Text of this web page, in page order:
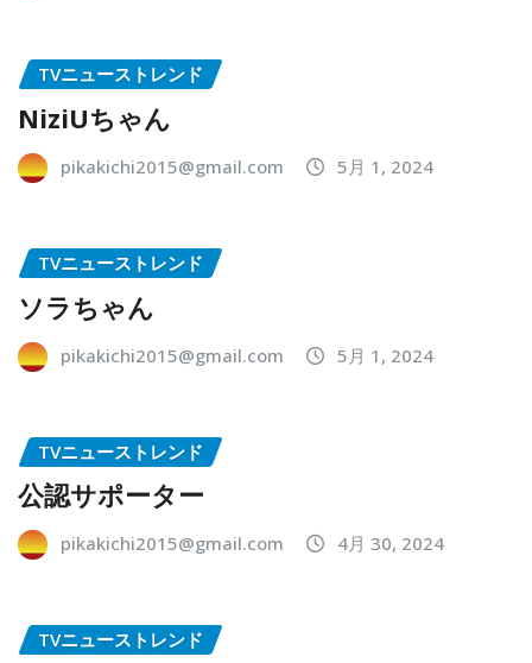
TVニューストレンド
NiziUちゃん
pikakichi2015@gmail.com 5月 1, 2024
TVニューストレンド
ソラちゃん
pikakichi2015@gmail.com 5月 1, 2024
TVニューストレンド
公認サポーター
pikakichi2015@gmail.com 4月 30, 2024
TVニューストレンド